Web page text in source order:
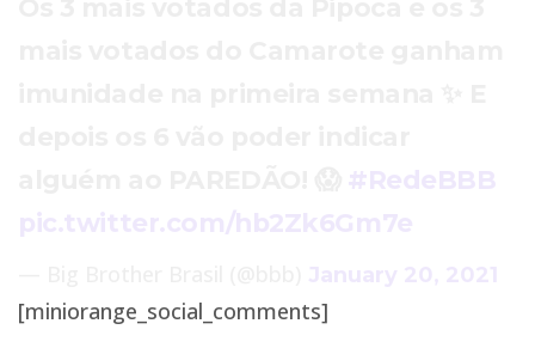
[miniorange_social_comments]